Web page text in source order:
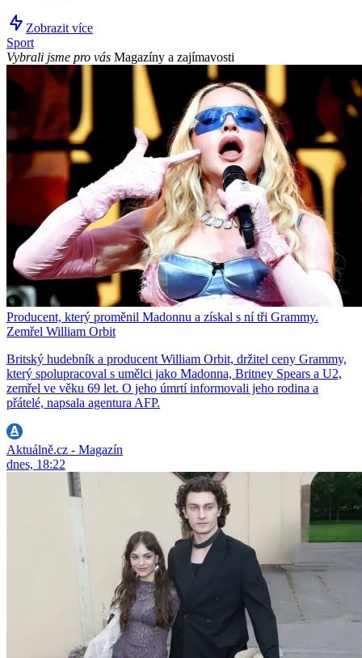
Zobrazit více
Sport
Vybrali jsme pro vás Magazíny a zajímavosti
Producent, který proměnil Madonnu a získal s ní tři Grammy.
Zemřel William Orbit
Britský hudebník a producent William Orbit, držitel ceny Grammy,
který spolupracoval s umělci jako Madonna, Britney Spears a U2,
zemřel ve věku 69 let. O jeho úmrtí informovali jeho rodina a
přátelé, napsala agentura AFP.
Aktuálně.cz - Magazín
dnes, 18:22